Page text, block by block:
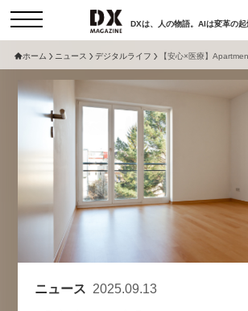
DXは、人の物語。AIは変革の起
コラム
セミナー
トップページ
特集
お問い合わせ
個人情報保護法について
検索
現在開催予定のセミナー
【8/12開催】「
学ぶ資金調達・
ホーム ニュース デジタルライフ 【安心×医療】
ニュース 2025.09.13